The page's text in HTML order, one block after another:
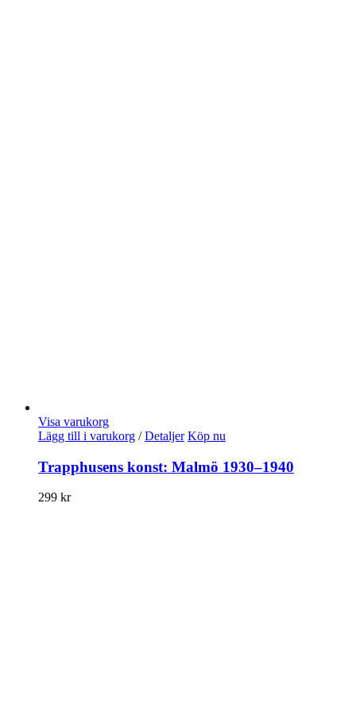
Visa varukorg
Lägg till i varukorg / Detaljer Köp nu
Trapphusens konst: Malmö 1930–1940
299 kr